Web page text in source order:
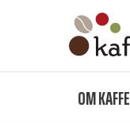
OM KAFFE